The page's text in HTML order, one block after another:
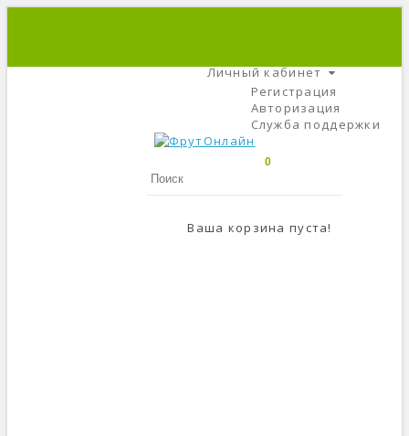
Личный кабинет
Регистрация
Авторизация
Служба поддержки
0
Ваша корзина пуста!